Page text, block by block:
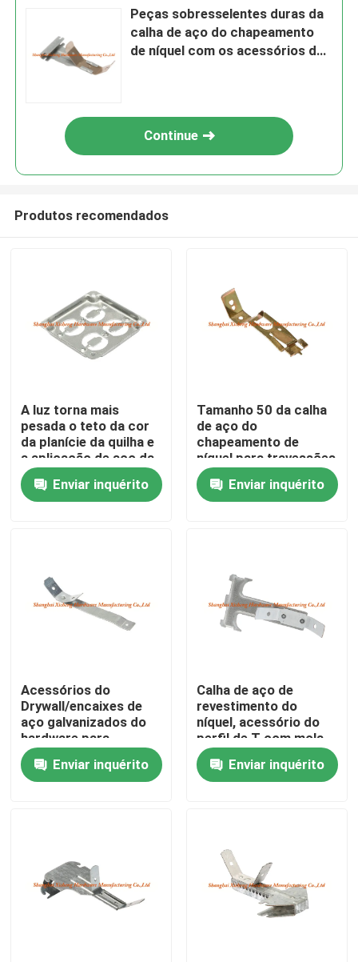
Casa
Sobre nós
Controle da qualidade
Contacte-nos
Painel de acesso de aço
Peças sobresselentes duras da
calha de aço do chapeamento
de níquel com os acessórios de
Continue
Produtos recomendados
A luz torna mais
pesada o teto da cor
da planície da quilha e
a aplicação de aço da
parede
Enviar inquérito
Tamanho 50 da calha
de aço do
chapeamento de
níquel para travessões
do material de aço
galvanizadoEnviar inquérito
Acessórios do
Drywall/encaixes de
aço galvanizados do
hardware para
suspender o teto
Enviar inquérito
Calha de aço de
revestimento do
níquel, acessório do
perfil de T com mola
para travessões
Enviar inquérito